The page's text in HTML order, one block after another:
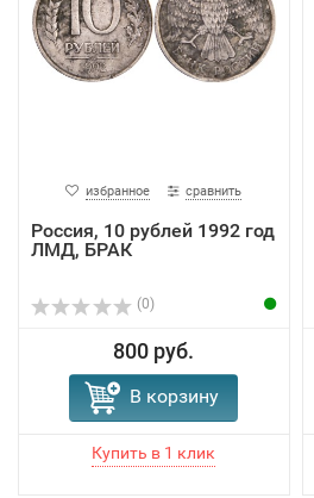
избранное сравнить
Россия, 10 рублей 1992 год
ЛМД, БРАК
(0)
800 руб.
В корзину